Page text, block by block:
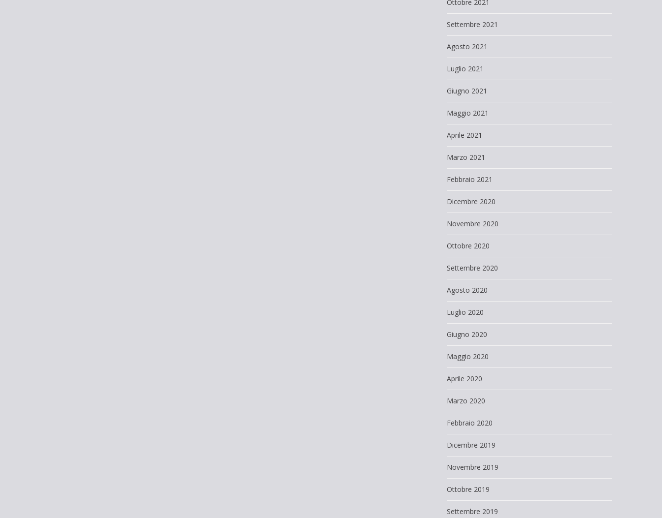
Ottobre 2021
Settembre 2021
Agosto 2021
Luglio 2021
Giugno 2021
Maggio 2021
Aprile 2021
Marzo 2021
Febbraio 2021
Dicembre 2020
Novembre 2020
Ottobre 2020
Settembre 2020
Agosto 2020
Luglio 2020
Giugno 2020
Maggio 2020
Aprile 2020
Marzo 2020
Febbraio 2020
Dicembre 2019
Novembre 2019
Ottobre 2019
Settembre 2019